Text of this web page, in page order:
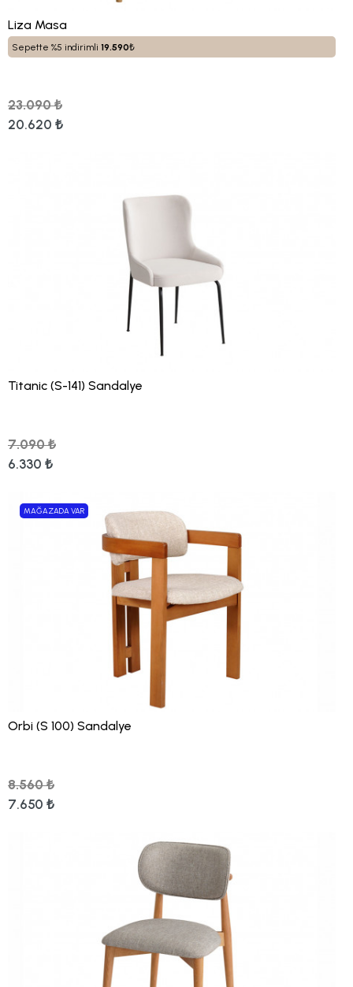
Liza Masa
Sepette %5 indirimli 19.590₺
23.090 ₺
20.620 ₺
Titanic (S-141) Sandalye
7.090 ₺
6.330 ₺
MAĞAZADA VAR
Orbi (S 100) Sandalye
8.560 ₺
7.650 ₺